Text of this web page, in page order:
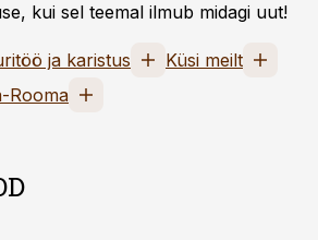
kui sel teemal ilmub midagi uut!
ja karistus
Küsi meilt
Rooma